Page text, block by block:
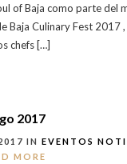
of Baja como parte del
Baja Culinary Fest 2017
chefs […]
2017
IN EVENTOS
MORE